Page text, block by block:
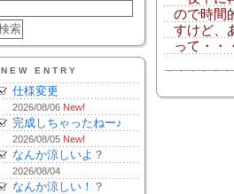
NEW ENTRY
仕様変更
2026/08/06 New!
完成しちゃったねー♪
2026/08/05 New!
なんか涼しいよ？
2026/08/04
なんか涼しい！？
ので時間
すけど、
って・・